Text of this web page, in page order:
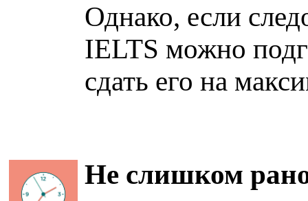
Однако, если
IELTS можно
сдать его на
Не слишком